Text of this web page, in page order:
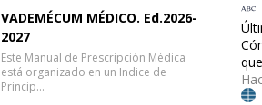
VADEMÉCUM MÉDICO. Ed.2026-
2027
Este Manual de Prescripción Médica
está organizado en un Indice de
Princip…